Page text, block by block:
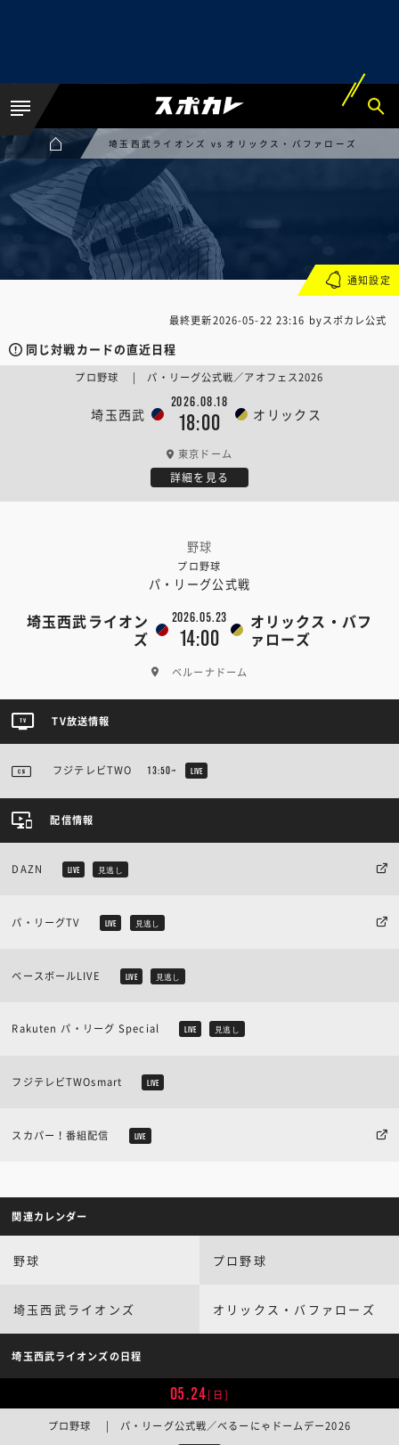
埼玉西武ライオンズ vs オリックス・バファローズ
最終更新2026-05-22 23:16 byスポカレ公式
同じ対戦カードの直近日程
埼玉西武
2026.08.18
18:00 オリックス
プロ野球 | パ・リーグ公式戦／アオフェス2026
東京ドーム
詳細を見る
野球
プロ野球
パ・リーグ公式戦
埼玉西武ライオン
ズ
2026.05.23
14:00
オリックス・バフ
ァローズ
ベルーナドーム
通知設定
TV放送情報
フジテレビTWO 13:50~ LIVE
配信情報
DAZN LIVE 見逃し
パ・リーグTV LIVE 見逃し
ベースボールLIVE LIVE 見逃し
Rakuten パ・リーグ Special LIVE 見逃し
フジテレビTWOsmart LIVE
スカパー！番組配信 LIVE
関連カレンダー
野球 プロ野球
埼玉西武ライオンズ オリックス・バファローズ
埼玉西武ライオンズの日程
05.24[日]
プロ野球 | パ・リーグ公式戦／べるーにゃドームデー2026